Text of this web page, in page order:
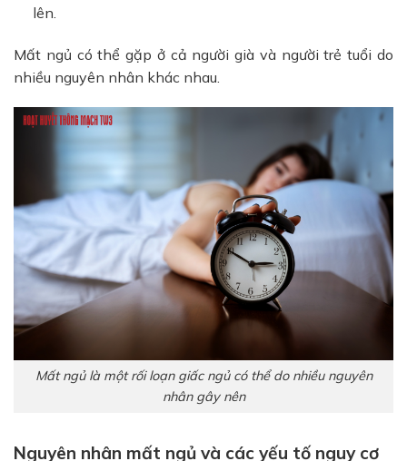
lên.
Mất ngủ có thể gặp ở cả người già và người trẻ tuổi do
nhiều nguyên nhân khác nhau.
Mất ngủ là một rối loạn giấc ngủ có thể do nhiều nguyên
nhân gây nên
Nguyên nhân mất ngủ và các yếu tố nguy cơ